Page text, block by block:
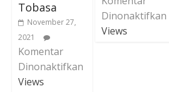
Tobasa
November 27,
2021
Komentar
Dinonaktifkan
Views
Dinonaktifkan
Views